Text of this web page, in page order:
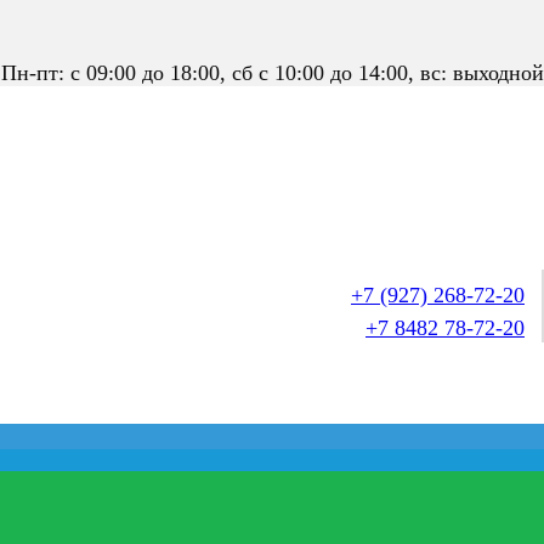
Пн-пт: с 09:00 до 18:00, сб с 10:00 до 14:00, вс: выходной
+7 (927) 268-72-20
+7 8482 78-72-20